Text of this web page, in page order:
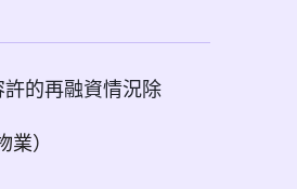
的再融資情況除
）